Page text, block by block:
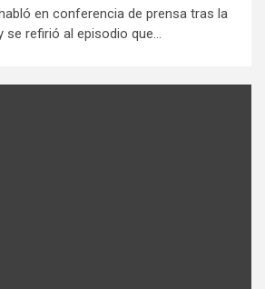
en conferencia de prensa tras la
se refirió al episodio que...